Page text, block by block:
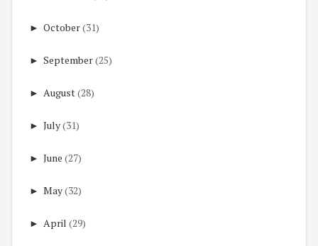
► October(31)
► September(25)
► August(28)
► July(31)
► June (27)
► May(32)
► April (29)